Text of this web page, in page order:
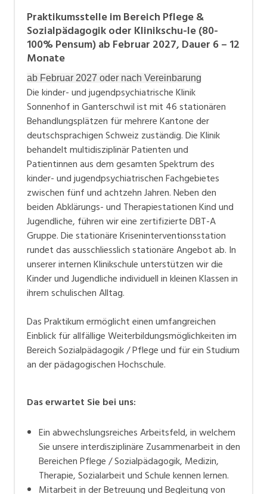
Praktikumsstelle im Bereich Pflege &
Sozialpädagogik oder Klinikschu-le (80-
100% Pensum) ab Februar 2027, Dauer 6 – 12
Monate
ab Februar 2027 oder nach Vereinbarung
Die kinder- und jugendpsychiatrische Klinik
Sonnenhof in Ganterschwil ist mit 46 stationären
Behandlungsplätzen für mehrere Kantone der
deutschsprachigen Schweiz zuständig. Die Klinik
behandelt multidisziplinär Patienten und
Patientinnen aus dem gesamten Spektrum des
kinder- und jugendpsychiatrischen Fachgebietes
zwischen fünf und achtzehn Jahren. Neben den
beiden Abklärungs- und Therapiestationen Kind und
Jugendliche, führen wir eine zertifizierte DBT-A
Gruppe. Die stationäre Kriseninterventionsstation
rundet das ausschliesslich stationäre Angebot ab. In
unserer internen Klinikschule unterstützen wir die
Kinder und Jugendliche individuell in kleinen Klassen in
ihrem schulischen Alltag.
Das Praktikum ermöglicht einen umfangreichen
Einblick für allfällige Weiterbildungsmöglichkeiten im
Bereich Sozialpädagogik / Pflege und für ein Studium
an der pädagogischen Hochschule.
Das erwartet Sie bei uns:
Ein abwechslungsreiches Arbeitsfeld, in welchem
Sie unsere interdisziplinäre Zusammenarbeit in den
Bereichen Pflege / Sozialpädagogik, Medizin,
Therapie, Sozialarbeit und Schule kennen lernen.
Mitarbeit in der Betreuung und Begleitung von